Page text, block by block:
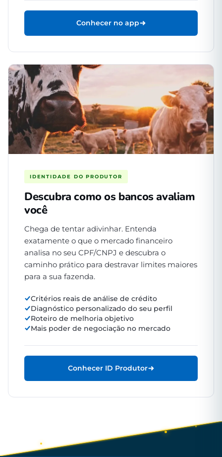
Conhecer no app
IDENTIDADE DO PRODUTOR
Descubra como os bancos avaliam
você
Chega de tentar adivinhar. Entenda
exatamente o que o mercado financeiro
analisa no seu CPF/CNPJ e descubra o
caminho prático para destravar limites maiores
para a sua fazenda.
Critérios reais de análise de crédito
Diagnóstico personalizado do seu perfil
Roteiro de melhoria objetivo
Mais poder de negociação no mercado
Conhecer ID Produtor